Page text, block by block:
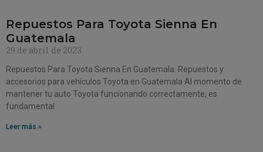
Repuestos Para Toyota Sienna En
Guatemala
29 de abril de 2023
Repuestos Para Toyota Sienna En Guatemala: Repuestos y
accesorios para vehículos Toyota en Guatemala Al momento de
mantener tu auto Toyota funcionando correctamente, es
fundamental
Leer más »